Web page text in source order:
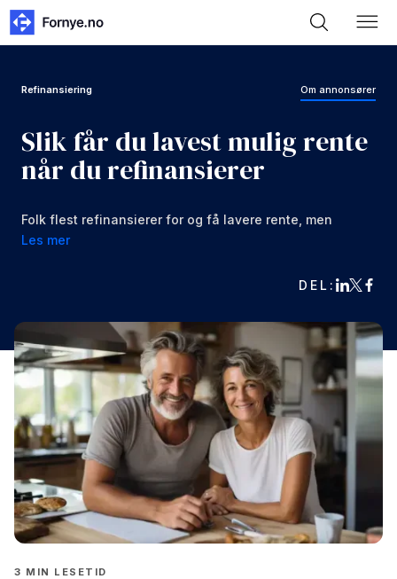
Refinansiering Om annonsører
Slik får du lavest mulig rente
når du refinansierer
Folk flest refinansierer for og få lavere rente, men
det finnes nesten 160 banker som tilbyr
Les mer
DEL:
3 MIN LESETID